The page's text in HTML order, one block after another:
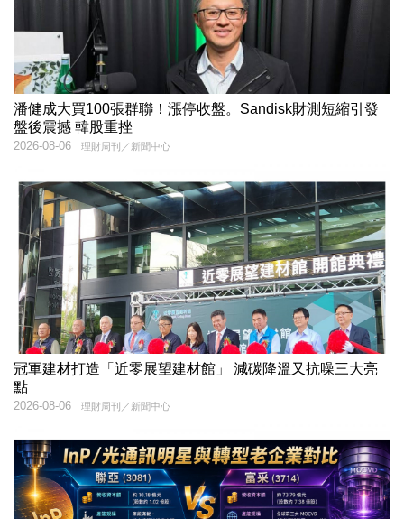
潘健成大買100張群聯！漲停收盤。Sandisk財測短縮引發
盤後震撼 韓股重挫
理財周刊／新聞中心
2026-08-06
冠軍建材打造「近零展望建材館」 減碳降溫又抗噪三大亮
點
理財周刊／新聞中心
2026-08-06